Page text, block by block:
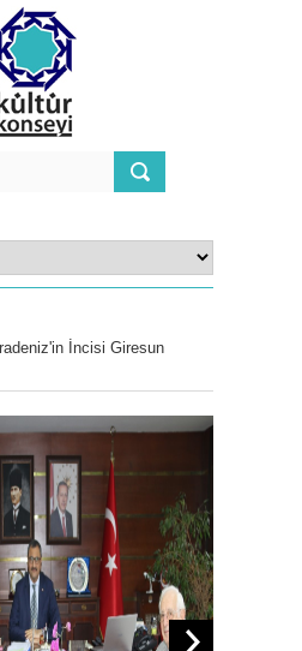
İncisi Giresun